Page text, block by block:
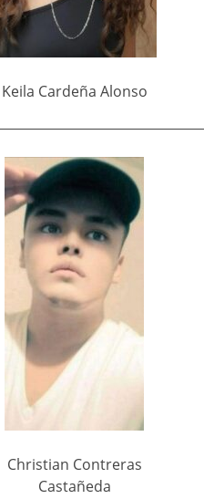
Keila Cardeña Alonso
Christian Contreras
Castañeda